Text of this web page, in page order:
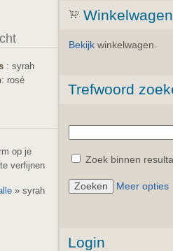
: syrah
: rosé
op je
verfijnen
» syrah
Winkelwagen
Bekijk winkelwagen.
Trefwoord
Zoek binnen
Meer opties
Login